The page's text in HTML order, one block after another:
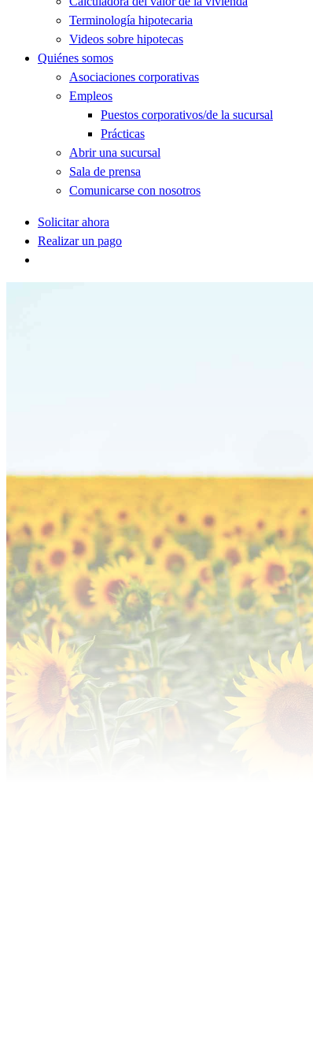
Terminología hipotecaria
Videos sobre hipotecas
Quiénes somos
Asociaciones corporativas
Empleos
Puestos corporativos/de la sucursal
Prácticas
Abrir una sucursal
Sala de prensa
Comunicarse con nosotros
Solicitar ahora
Realizar un pago